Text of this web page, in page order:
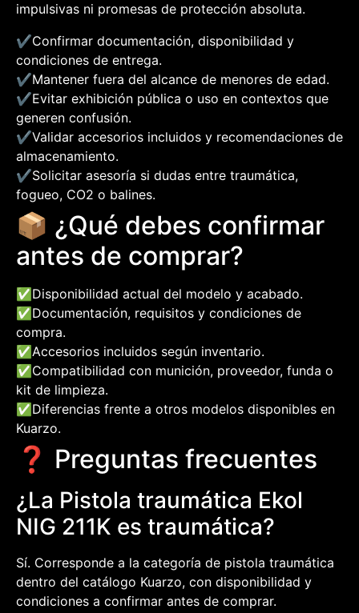
impulsivas ni promesas de protección absoluta.
✔️Confirmar documentación, disponibilidad y
condiciones de entrega.
✔️Mantener fuera del alcance de menores de edad.
✔️Evitar exhibición pública o uso en contextos que
generen confusión.
✔️Validar accesorios incluidos y recomendaciones de
almacenamiento.
✔️Solicitar asesoría si dudas entre traumática,
fogueo, CO2 o balines.
📦 ¿Qué debes confirmar
antes de comprar?
✅ Disponibilidad actual del modelo y acabado.
✅ Documentación, requisitos y condiciones de
compra.
✅Accesorios incluidos según inventario.
✅ Compatibilidad con munición, proveedor, funda o
kit de limpieza.
✅ Diferencias frente a otros modelos disponibles en
Kuarzo.
❓ Preguntas frecuentes
¿La Pistola traumática Ekol
NIG 211K es traumática?
Sí. Corresponde a la categoría de pistola traumática
dentro del catálogo Kuarzo, con disponibilidad y
condiciones a confirmar antes de comprar.